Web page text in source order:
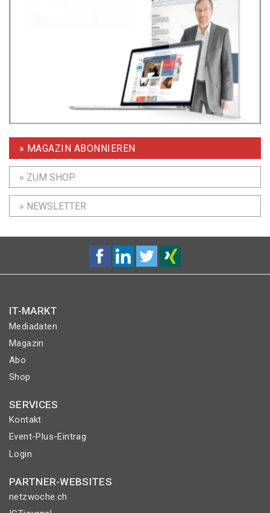
» MAGAZIN ABONNIEREN
» ZUM SHOP
» NEWSLETTER
IT-MARKT
Mediadaten
Magazin
Abo
Shop
SERVICES
Kontakt
Event-Plus-Eintrag
Login
PARTNER-WEBSITES
netzwoche.ch